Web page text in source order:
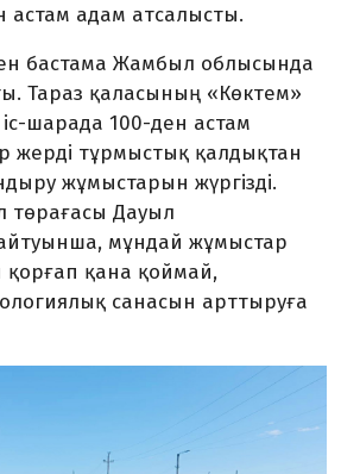
астам адам атсалысты.
бастама Жамбыл облысында
Тараз қаласының «Көктем»
шарада 100-ден астам
жерді тұрмыстық қалдықтан
жұмыстарын жүргізді.
төрағасы Дауыл
мұндай жұмыстар
қана қоймай,
санасын арттыруға